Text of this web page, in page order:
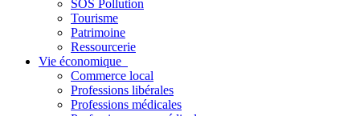
SOS Pollution
Tourisme
Patrimoine
Ressourcerie
Vie économique
Commerce local
Professions libérales
Professions médicales